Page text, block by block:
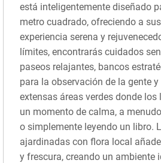
está inteligentemente diseñado
metro cuadrado, ofreciendo a
experiencia serena y
límites, encontrarás cuidados
paseos relajantes, bancos
para la observación de la gente
extensas áreas verdes donde
un momento de calma, a
o simplemente leyendo un libro.
ajardinadas con flora local
y frescura, creando un ambiente